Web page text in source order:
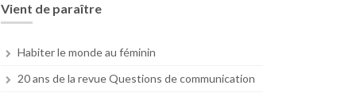
Vient de paraître
Habiter le monde au féminin
20 ans de la revue Questions de communication